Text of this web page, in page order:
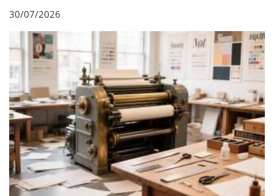
30/07/2026